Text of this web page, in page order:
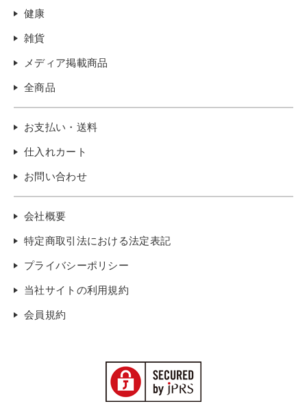
健康
雑貨
メディア掲載商品
全商品
お支払い・送料
仕入れカート
お問い合わせ
会社概要
特定商取引法における法定表記
プライバシーポリシー
当社サイトの利用規約
会員規約